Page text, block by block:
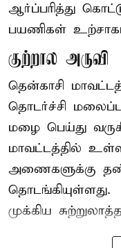
ஆர்ப்பரித்து
பயணிகள்
குற்றால அருவி
தென்காசி
தொடர்ச்சி
மழை பெய்து
மாவட்டத்தில்
அணைகளுக்கு
தொடங்கியுள்ளது.
முக்கிய